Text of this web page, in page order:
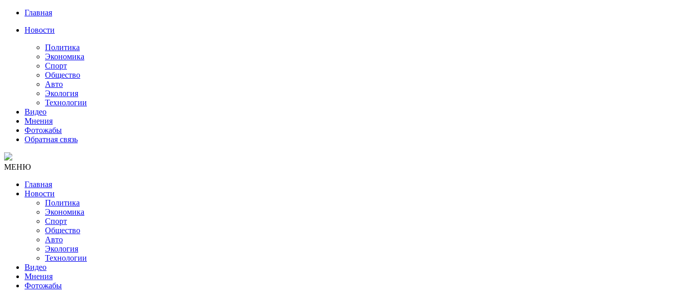
Главная
Новости
Политика
Экономика
Спорт
Общество
Авто
Экология
Технологии
Видео
Мнения
Фотожабы
Обратная связь
МЕНЮ
Главная
Новости
Политика
Экономика
Спорт
Общество
Авто
Экология
Технологии
Видео
Мнения
Фотожабы